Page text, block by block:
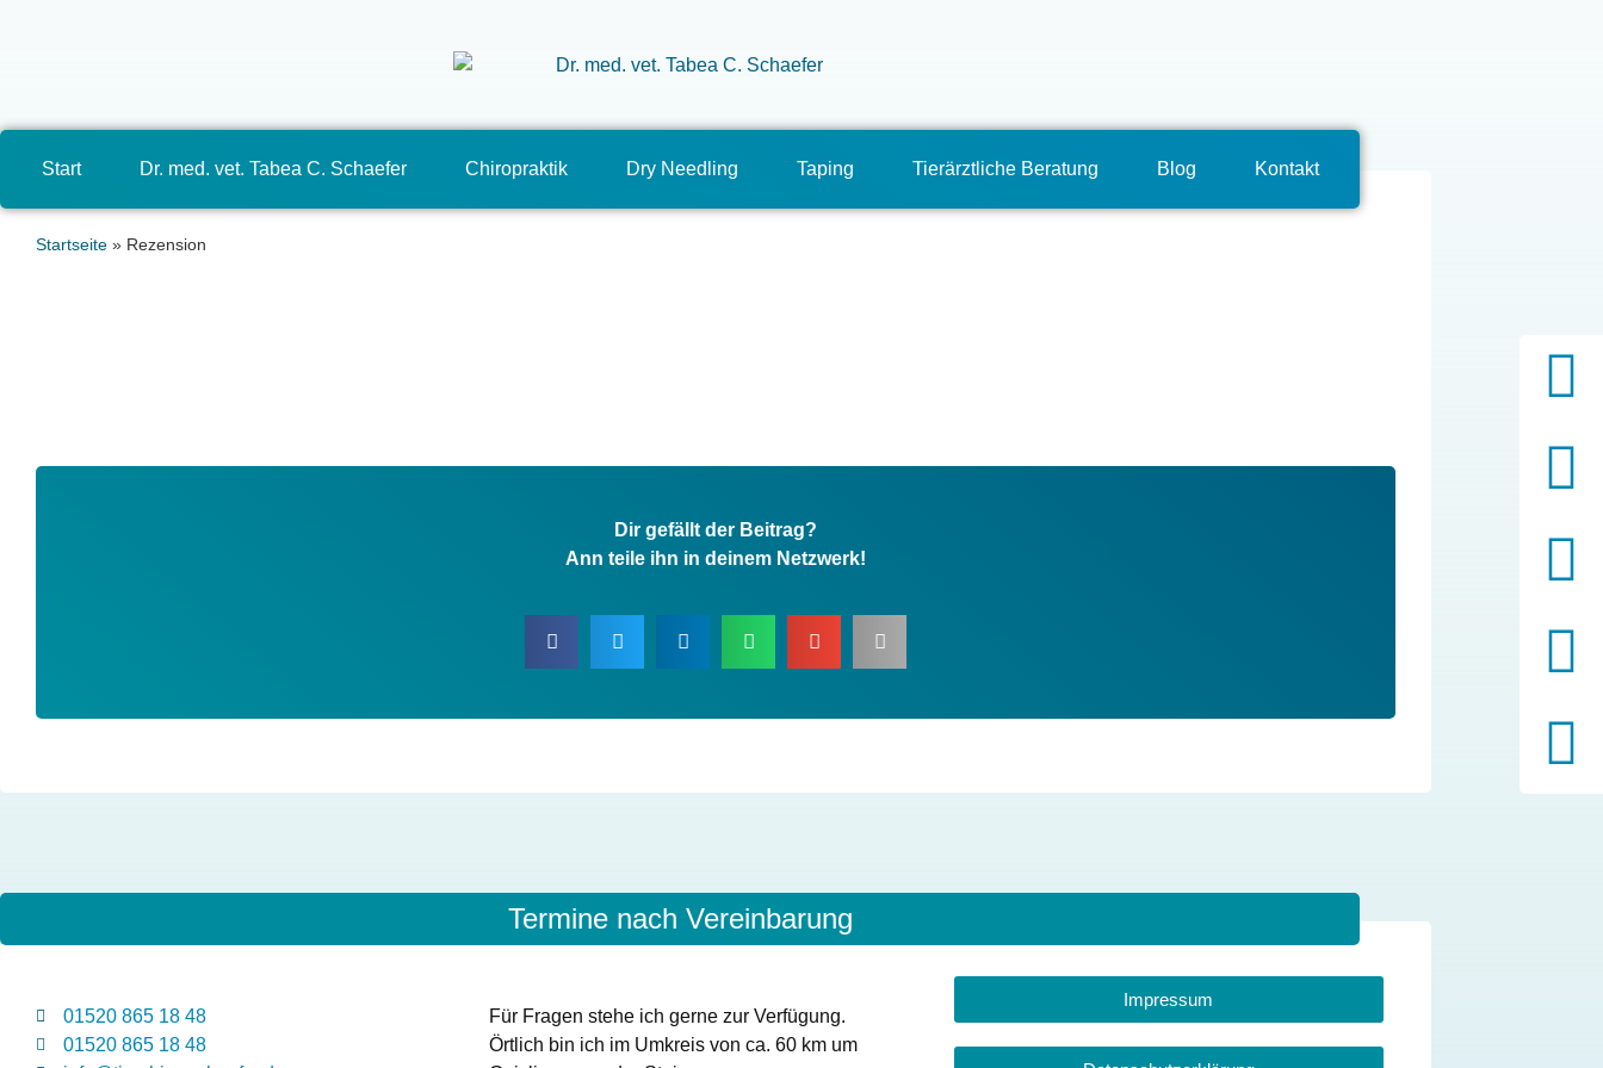
Start Dr. med. vet. Tabea C. Schaefer Chiropraktik Dry Needling Taping Tierärztliche Beratung Blog Kontakt
Startseite » Rezension
Dir gefällt der Beitrag?
Ann teile ihn in deinem Netzwerk!
Termine nach Vereinbarung
01520 865 18 48
01520 865 18 48
Für Fragen stehe ich gerne zur Verfügung.
Örtlich bin ich im Umkreis von ca. 60 km um
Impressum